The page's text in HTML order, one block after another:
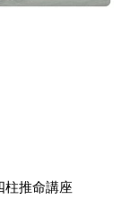
推命講座